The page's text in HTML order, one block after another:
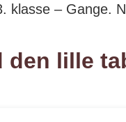
klasse – Gange.
den lille